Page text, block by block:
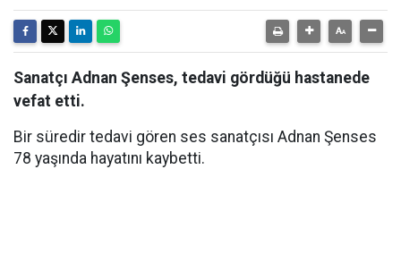
Sanatçı Adnan Şenses, tedavi gördüğü hastanede
vefat etti.
Bir süredir tedavi gören ses sanatçısı Adnan Şenses
78 yaşında hayatını kaybetti.